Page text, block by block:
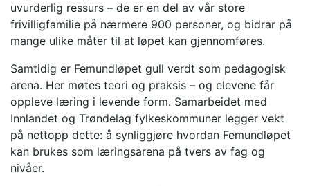
uvurderlig ressurs – de er en del av vår store
frivilligfamilie på nærmere 900 personer, og bidrar på
mange ulike måter til at løpet kan gjennomføres.
Samtidig er Femundløpet gull verdt som pedagogisk
arena. Her møtes teori og praksis – og elevene får
oppleve læring i levende form. Samarbeidet med
Innlandet og Trøndelag fylkeskommuner legger vekt
på nettopp dette: å synliggjøre hvordan Femundløpet
kan brukes som læringsarena på tvers av fag og
nivåer.